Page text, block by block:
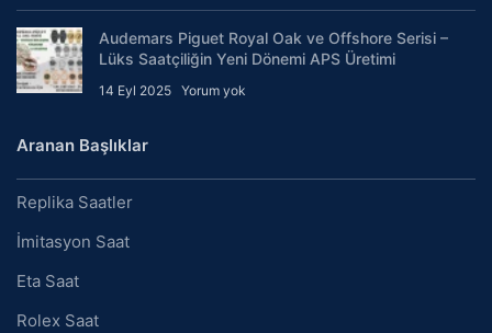
Audemars Piguet Royal Oak ve Offshore Serisi –
Lüks Saatçiliğin Yeni Dönemi APS Üretimi
14 Eyl 2025 Yorum yok
Aranan Başlıklar
Replika Saatler
İmitasyon Saat
Eta Saat
Rolex Saat